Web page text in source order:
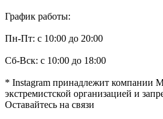
График работы:
Пн-Пт: с 10:00 до 20:00
Сб-Вск: с 10:00 до 18:00
* Instagram принадлежит компании
экстремистской организацией и
Оставайтесь на связи